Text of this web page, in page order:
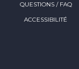
QUESTIONS / FAQ
ACCESSIBILITÉ